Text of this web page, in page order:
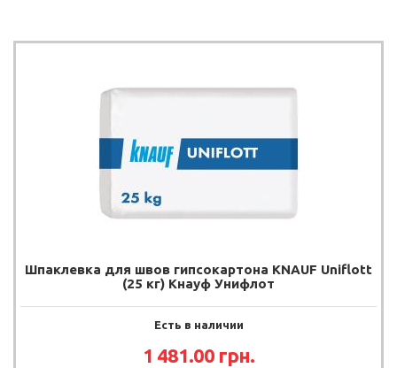
Шпаклевка для швов гипсокартона KNAUF Uniflott
(25 кг) Кнауф Унифлот
Есть в наличии
1 481.00 грн.